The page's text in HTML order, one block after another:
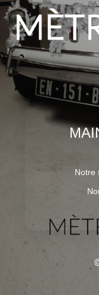
Notre